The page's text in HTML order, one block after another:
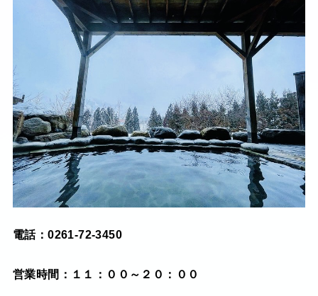
電話：0261-72-3450
営業時間：１１：００～２０：００